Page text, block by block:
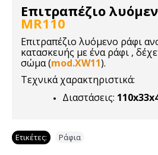
Επιτραπέζιο
MR110
Επιτραπέζιο λυόμενο ράφι
κατασκευής με ένα ράφι ,
σώμα(mod.XW11).
Τεχνικά χαρακτηριστικά:
Διαστάσεις:
Ετικέτες: Ράφια